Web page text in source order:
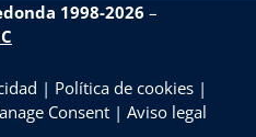
1998-2026 –
| Política de cookies |
Consent |Aviso legal